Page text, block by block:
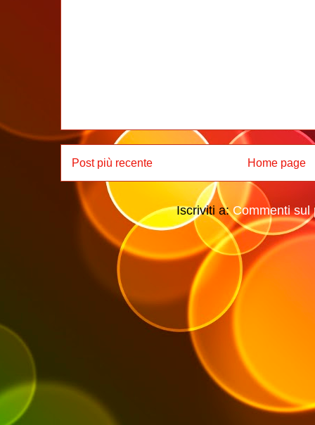
Post più recente Home page
Iscriviti a:Commenti sul